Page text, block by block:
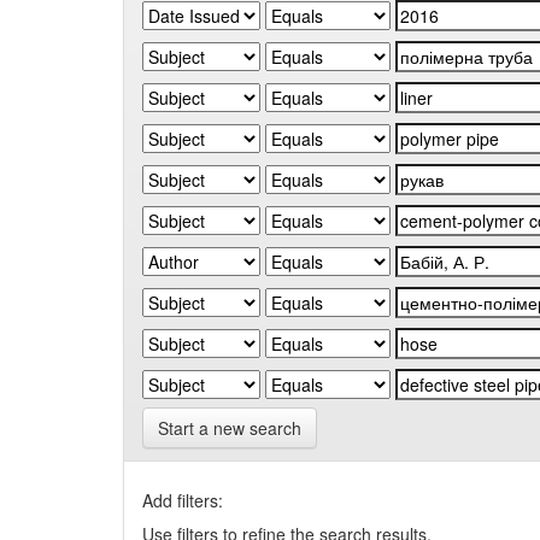
Start a new search
Add filters:
Use filters to refine the search results.